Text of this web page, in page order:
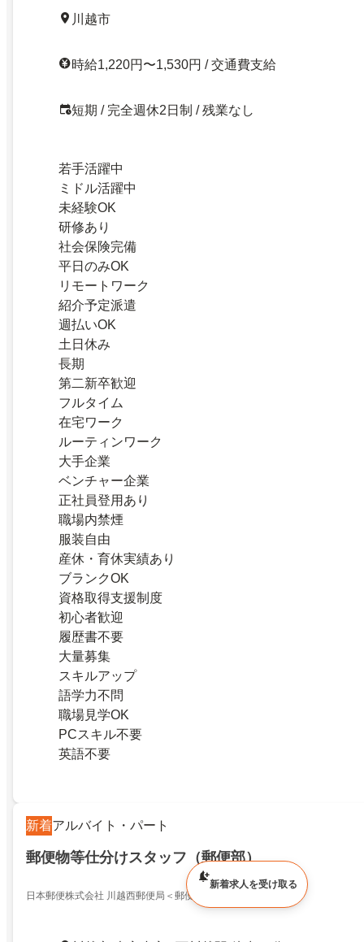
川越市
時給1,220円〜1,530円 / 交通費支給
短期 / 完全週休2日制 / 残業なし
若手活躍中
ミドル活躍中
未経験OK
研修あり
社会保険完備
平日のみOK
リモートワーク
紹介予定派遣
週払いOK
土日休み
長期
第二新卒歓迎
フルタイム
在宅ワーク
ルーティンワーク
大手企業
ベンチャー企業
正社員登用あり
職場内禁煙
服装自由
産休・育休実績あり
ブランクOK
資格取得支援制度
初心者歓迎
履歴書不要
大量募集
スキルアップ
語学力不問
職場見学OK
PCスキル不要
英語不要
新着アルバイト・パート
郵便物等仕分けスタッフ（郵便部）
日本郵便株式会社 川越西郵便局＜郵便物等の仕分けスタッフ＞
新着求人を受け取る